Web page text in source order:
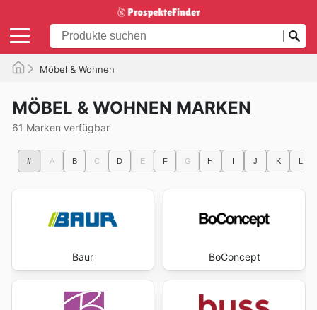
Möbel & Wohnen
MÖBEL & WOHNEN MARKEN
61 Marken verfügbar
# A B C D E F G H I J K L
Baur BoConcept